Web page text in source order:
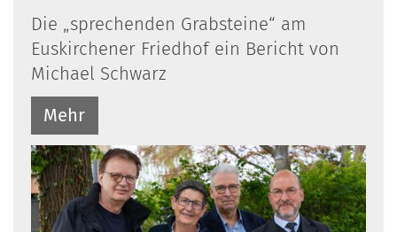
Die „sprechenden Grabsteine“ am
Euskirchener Friedhof ein Bericht von
Michael Schwarz
Mehr